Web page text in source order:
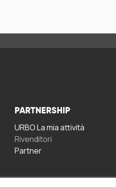
PARTNERSHIP
URBO La mia attività
Rivenditori
Partner